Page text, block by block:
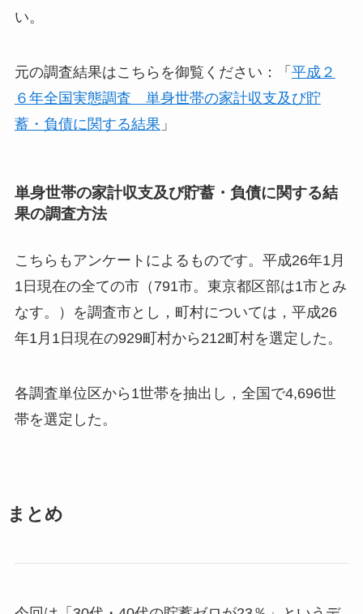
い。
元の調査結果はこちらを御覧ください：「 平成２
６年全国実態調査 単身世帯の家計収支及び貯
蓄・負債に関する結果 」
単身世帯の家計収支及び貯蓄・負債に関する結
果の調査方法
こちらもアンケートによるものです。平成26年1月
1日現在の全ての市（791市。東京都区部は1市とみ
なす。）を調査市とし，町村については，平成26
年1月1日現在の929町村から212町村を選定した。
各調査単位区から1世帯を抽出し，全国で4,696世
帯を選定した。
まとめ